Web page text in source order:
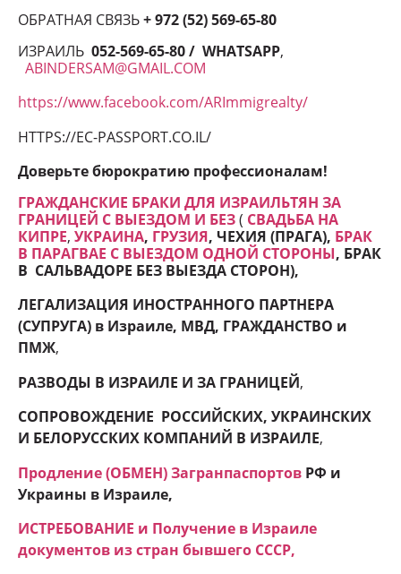
ОБРАТНАЯ СВЯЗЬ+ 972 (52) 569-65-80
ИЗРАИЛЬ 052-569-65-80 / WHATSAPP,
ABINDERSAM@GMAIL.COM
https://www.facebook.com/ARImmigrealty/
HTTPS://EC-PASSPORT.CO.IL/
Доверьте бюрократию профессионалам!
ГРАЖДАНСКИЕ БРАКИ ДЛЯ ИЗРАИЛЬТЯН ЗА
ГРАНИЦЕЙ С ВЫЕЗДОМ И БЕЗ( СВАДЬБА НА
КИПРЕ, УКРАИНА, ГРУЗИЯ, ЧЕХИЯ (ПРАГА), БРАК
В ПАРАГВАЕ С ВЫЕЗДОМ ОДНОЙ СТОРОНЫ, БРАК
В САЛЬВАДОРЕ БЕЗ ВЫЕЗДА СТОРОН),
ЛЕГАЛИЗАЦИЯ ИНОСТРАННОГО ПАРТНЕРА
(СУПРУГА) в Израиле, МВД, ГРАЖДАНСТВО и
ПМЖ,
РАЗВОДЫ В ИЗРАИЛЕ И ЗА ГРАНИЦЕЙ,
СОПРОВОЖДЕНИЕ РОССИЙСКИХ, УКРАИНСКИХ
И БЕЛОРУССКИХ КОМПАНИЙ В ИЗРАИЛЕ,
Продление (ОБМЕН) Загранпаспортов РФ и
Украины в Израиле,
ИСТРЕБОВАНИЕ и Получение в Израиле
документов из стран бывшего СССР,